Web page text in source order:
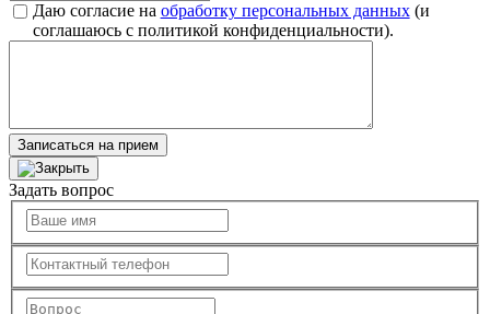
Даю согласие на обработку персональных данных(и
соглашаюсь с политикой конфиденциальности).
Записаться на прием
Задать вопрос